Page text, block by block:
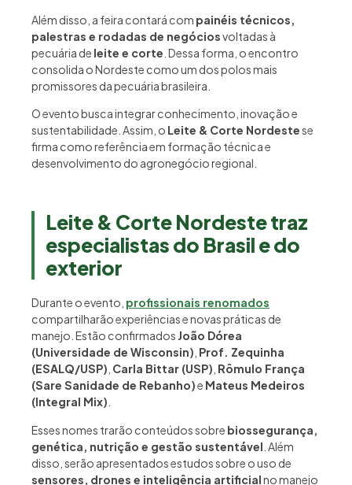
Além disso, a feira contará com painéis técnicos,
palestras e rodadas de negóciosvoltadas à
pecuária de leite e corte . Dessa forma, o encontro
consolida o Nordeste como um dos polos mais
promissores da pecuária brasileira.
O evento busca integrar conhecimento, inovação e
sustentabilidade. Assim, o Leite & Corte Nordestese
firma como referência em formação técnica e
desenvolvimento do agronegócio regional.
Leite & Corte Nordeste traz
especialistas do Brasil e do
exterior
Durante o evento, profissionais renomados
compartilharão experiências e novas práticas de
manejo. Estão confirmados João Dórea
(Universidade de Wisconsin) Prof. Zequinha
(ESALQ/USP) Carla Bittar (USP) Rômulo França
(Sare Sanidade de Rebanho)e Mateus Medeiros
(Integral Mix)
Esses nomes trarão conteúdos sobre biossegurança,
genética, nutrição e gestão sustentável . Além
disso, serão apresentados estudos sobre o uso de
sensores, drones e inteligência artificialno manejo